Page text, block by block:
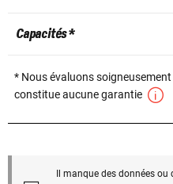
Capacités *
* Nous évaluons
constitue aucune garantie
Il manque des données ou